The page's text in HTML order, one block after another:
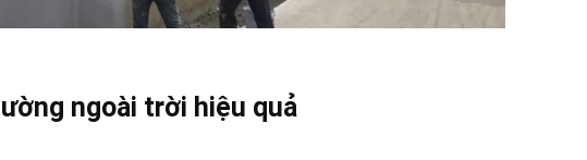
ngoài trời hiệu quả